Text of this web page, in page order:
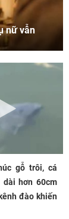
nữ vẫn
gỗ trôi, cá
dài hơn 60cm
đào khiến